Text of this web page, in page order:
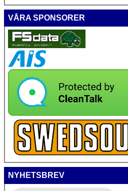
VÅRA SPONSORER
NYHETSBREV